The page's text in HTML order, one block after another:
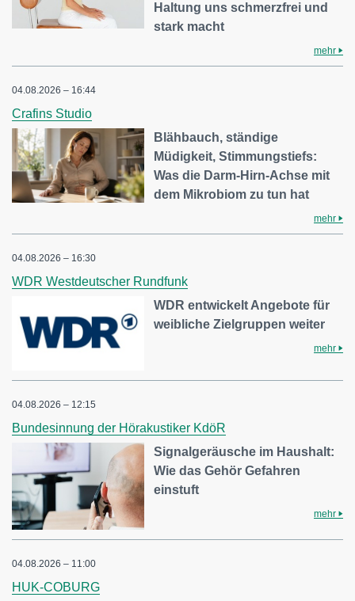
Haltung uns schmerzfrei und
stark macht
mehr
04.08.2026 – 16:44
Crafins Studio
Blähbauch, ständige
Müdigkeit, Stimmungstiefs:
Was die Darm-Hirn-Achse mit
dem Mikrobiom zu tun hat
mehr
04.08.2026 – 16:30
WDR Westdeutscher Rundfunk
WDR entwickelt Angebote für
weibliche Zielgruppen weiter
mehr
04.08.2026 – 12:15
Bundesinnung der Hörakustiker KdöR
Signalgeräusche im Haushalt:
Wie das Gehör Gefahren
einstuft
mehr
04.08.2026 – 11:00
HUK-COBURG